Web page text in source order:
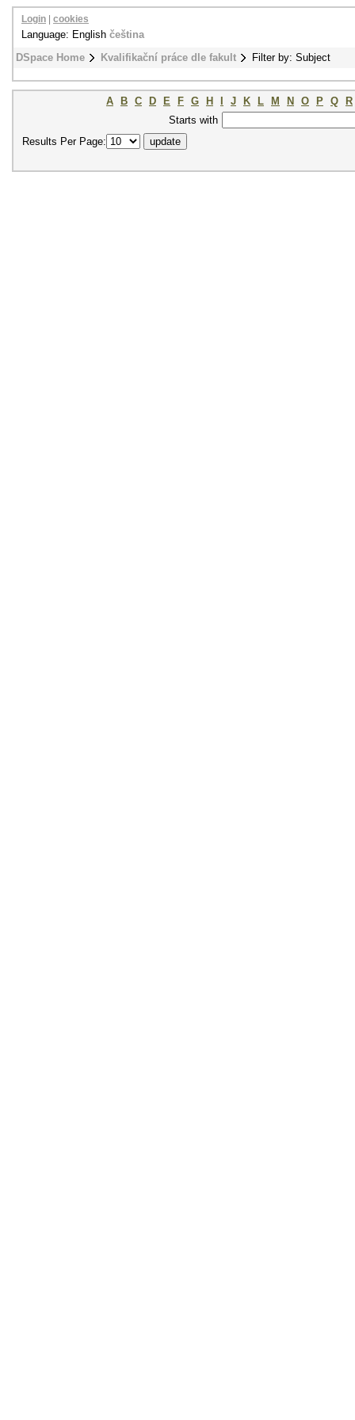
DSpace Home Kvalifikační práce dle fakult Filter by: Subject
Login cookies
Language: English čeština
A B C D E F G H J K L M N O P Q
R
Starts with
Results Per Page: